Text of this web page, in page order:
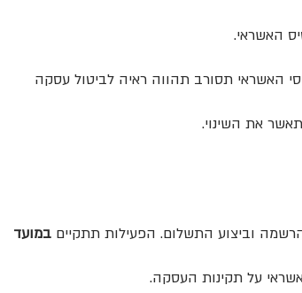
האשראי.
האשראי תסורב תהווה ראיה לביטול עסקה
את השינוי.
וביצוע התשלום. הפעילות תתקיים במועד
על תקינות העסקה.